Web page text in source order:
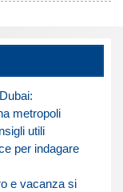
metropoli
utili
per indagare
e vacanza si